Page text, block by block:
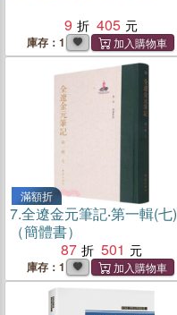
9
405
庫存：1
滿額折
7.全遼金元筆記‧第一輯(七)
（簡體書）
87
501
庫存：1